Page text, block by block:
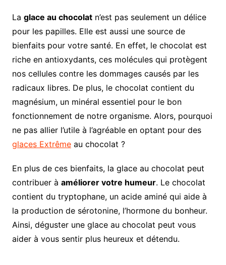
La glace au chocolatn’est pas seulement un délice
pour les papilles. Elle est aussi une source de
bienfaits pour votre santé. En effet, le chocolat est
riche en antioxydants, ces molécules qui protègent
nos cellules contre les dommages causés par les
radicaux libres. De plus, le chocolat contient du
magnésium, un minéral essentiel pour le bon
fonctionnement de notre organisme. Alors, pourquoi
ne pas allier l’utile à l’agréable en optant pour des
glaces Extrêmeau chocolat ?
En plus de ces bienfaits, la glace au chocolat peut
contribuer à améliorer votre humeur. Le chocolat
contient du tryptophane, un acide aminé qui aide à
la production de sérotonine, l’hormone du bonheur.
Ainsi, déguster une glace au chocolat peut vous
aider à vous sentir plus heureux et détendu.